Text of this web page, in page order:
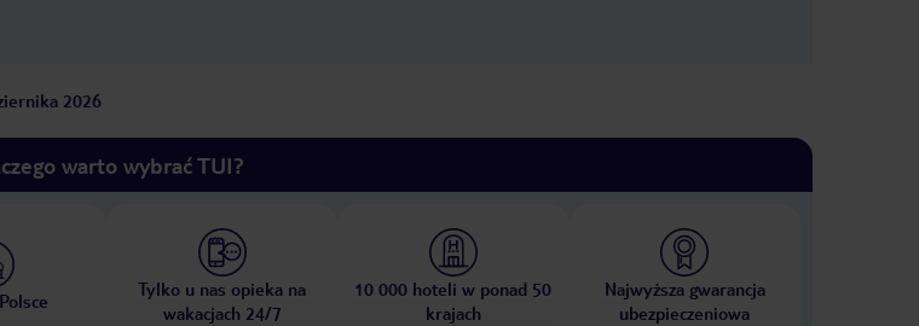
2026
warto wybrać TUI?
Tylko u nas opieka na
wakacjach 24/7
10 000 hoteli w ponad 50
krajach
Najwyższa gwarancja
ubezpieczeniowa